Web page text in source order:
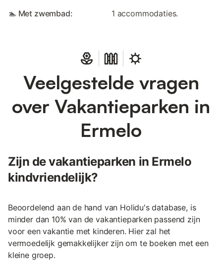
🏊 Met zwembad: 1 accommodaties.
Veelgestelde vragen
over Vakantieparken in
Ermelo
Zijn de vakantieparken in Ermelo
kindvriendelijk?
Beoordelend aan de hand van Holidu's database, is
minder dan 10% van de vakantieparken passend zijn
voor een vakantie met kinderen. Hier zal het
vermoedelijk gemakkelijker zijn om te boeken met een
kleine groep.